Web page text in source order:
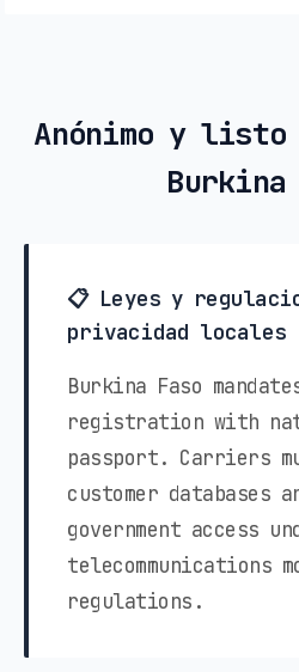
Anónimo y listo
Burkina
📋 Leyes y
privacidad locales
Burkina Faso
registration with
passport. Carriers
customer databases
government access
telecommunications
regulations.